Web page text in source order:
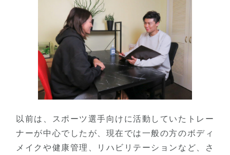
以前は、スポーツ選手向けに活動していたトレー
ナーが中心でしたが、現在では一般の方のボディ
メイクや健康管理、リハビリテーションなど、さ